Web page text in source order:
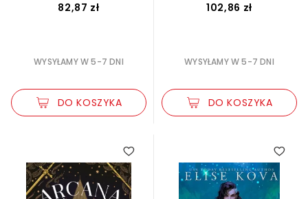
82,87 zł
WYSYŁAMY W 5-7 DNI
DO KOSZYKA
102,86 zł
WYSYŁAMY W 5-7 DNI
DO KOSZYKA